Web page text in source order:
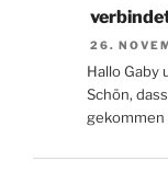
26.
Hallo Gaby
Schön,